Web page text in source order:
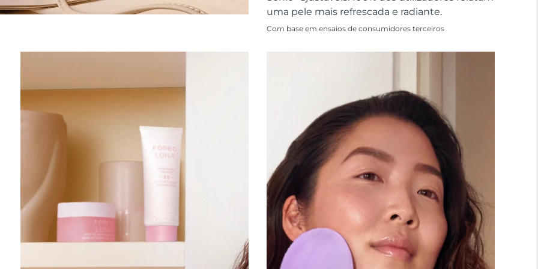
uma pele mais refrescada e radiante.
Com base em ensaios de consumidores terceiros